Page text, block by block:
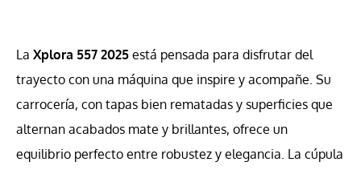
La Xplora 557 2025 está pensada para disfrutar del
trayecto con una máquina que inspire y acompañe. Su
carrocería, con tapas bien rematadas y superficies que
alternan acabados mate y brillantes, ofrece un
equilibrio perfecto entre robustez y elegancia. La cúpula